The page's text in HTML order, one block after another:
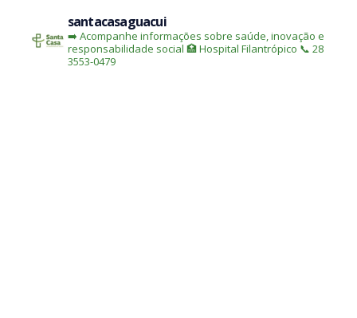
santacasaguacui
➡️ Acompanhe informações sobre saúde, inovação e
responsabilidade social 🏥 Hospital Filantrópico 📞 28
3553-0479